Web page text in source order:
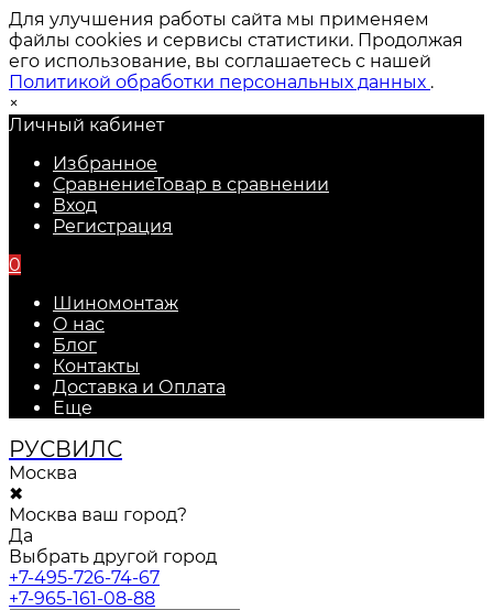
Для улучшения работы сайта мы применяем
файлы cookies и сервисы статистики. Продолжая
его использование, вы соглашаетесь с нашей
Политикой обработки персональных данных .
×
Личный кабинет
Избранное
СравнениеТовар в сравнении
Вход
Регистрация
0
Шиномонтаж
О нас
Блог
Контакты
Доставка и Оплата
Еще
РУСВИЛС
Москва
✖
Москва ваш город?
Да
Выбрать другой город
+7-495-726-74-67
+7-965-161-08-88